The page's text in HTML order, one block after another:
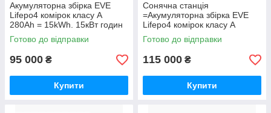
Акумуляторна збірка EVE
Lifepo4 комірок класу А
280Ah = 15kWh. 15кВт годин
Готово до відправки
95 000 ₴
Купити
Сонячна станція
=Акумуляторна збірка EVE
Lifepo4 комірок класу А
280Ah = 15kWh. 15кВт годин
+ Інвертор Anenji 48В 11
Готово до відправки
115 000 ₴
Купити